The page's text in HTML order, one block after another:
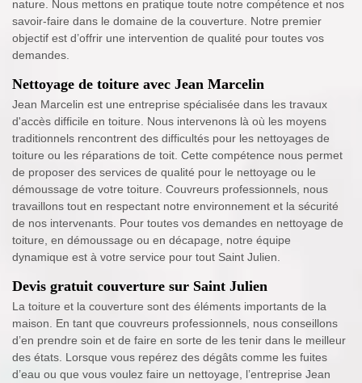
nature. Nous mettons en pratique toute notre compétence et nos
savoir-faire dans le domaine de la couverture. Notre premier
objectif est d’offrir une intervention de qualité pour toutes vos
demandes.
Nettoyage de toiture avec Jean Marcelin
Jean Marcelin est une entreprise spécialisée dans les travaux
d'accès difficile en toiture. Nous intervenons là où les moyens
traditionnels rencontrent des difficultés pour les nettoyages de
toiture ou les réparations de toit. Cette compétence nous permet
de proposer des services de qualité pour le nettoyage ou le
démoussage de votre toiture. Couvreurs professionnels, nous
travaillons tout en respectant notre environnement et la sécurité
de nos intervenants. Pour toutes vos demandes en nettoyage de
toiture, en démoussage ou en décapage, notre équipe
dynamique est à votre service pour tout Saint Julien.
Devis gratuit couverture sur Saint Julien
La toiture et la couverture sont des éléments importants de la
maison. En tant que couvreurs professionnels, nous conseillons
d’en prendre soin et de faire en sorte de les tenir dans le meilleur
des états. Lorsque vous repérez des dégâts comme les fuites
d’eau ou que vous voulez faire un nettoyage, l’entreprise Jean